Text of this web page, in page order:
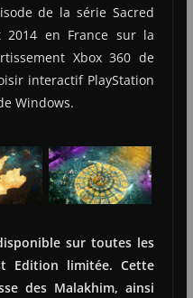
de la série Sacred
en France sur la
Xbox 360 de
interactif PlayStation
Windows.
sur toutes les
Edition limitée. Cette
des Malakhim, ainsi